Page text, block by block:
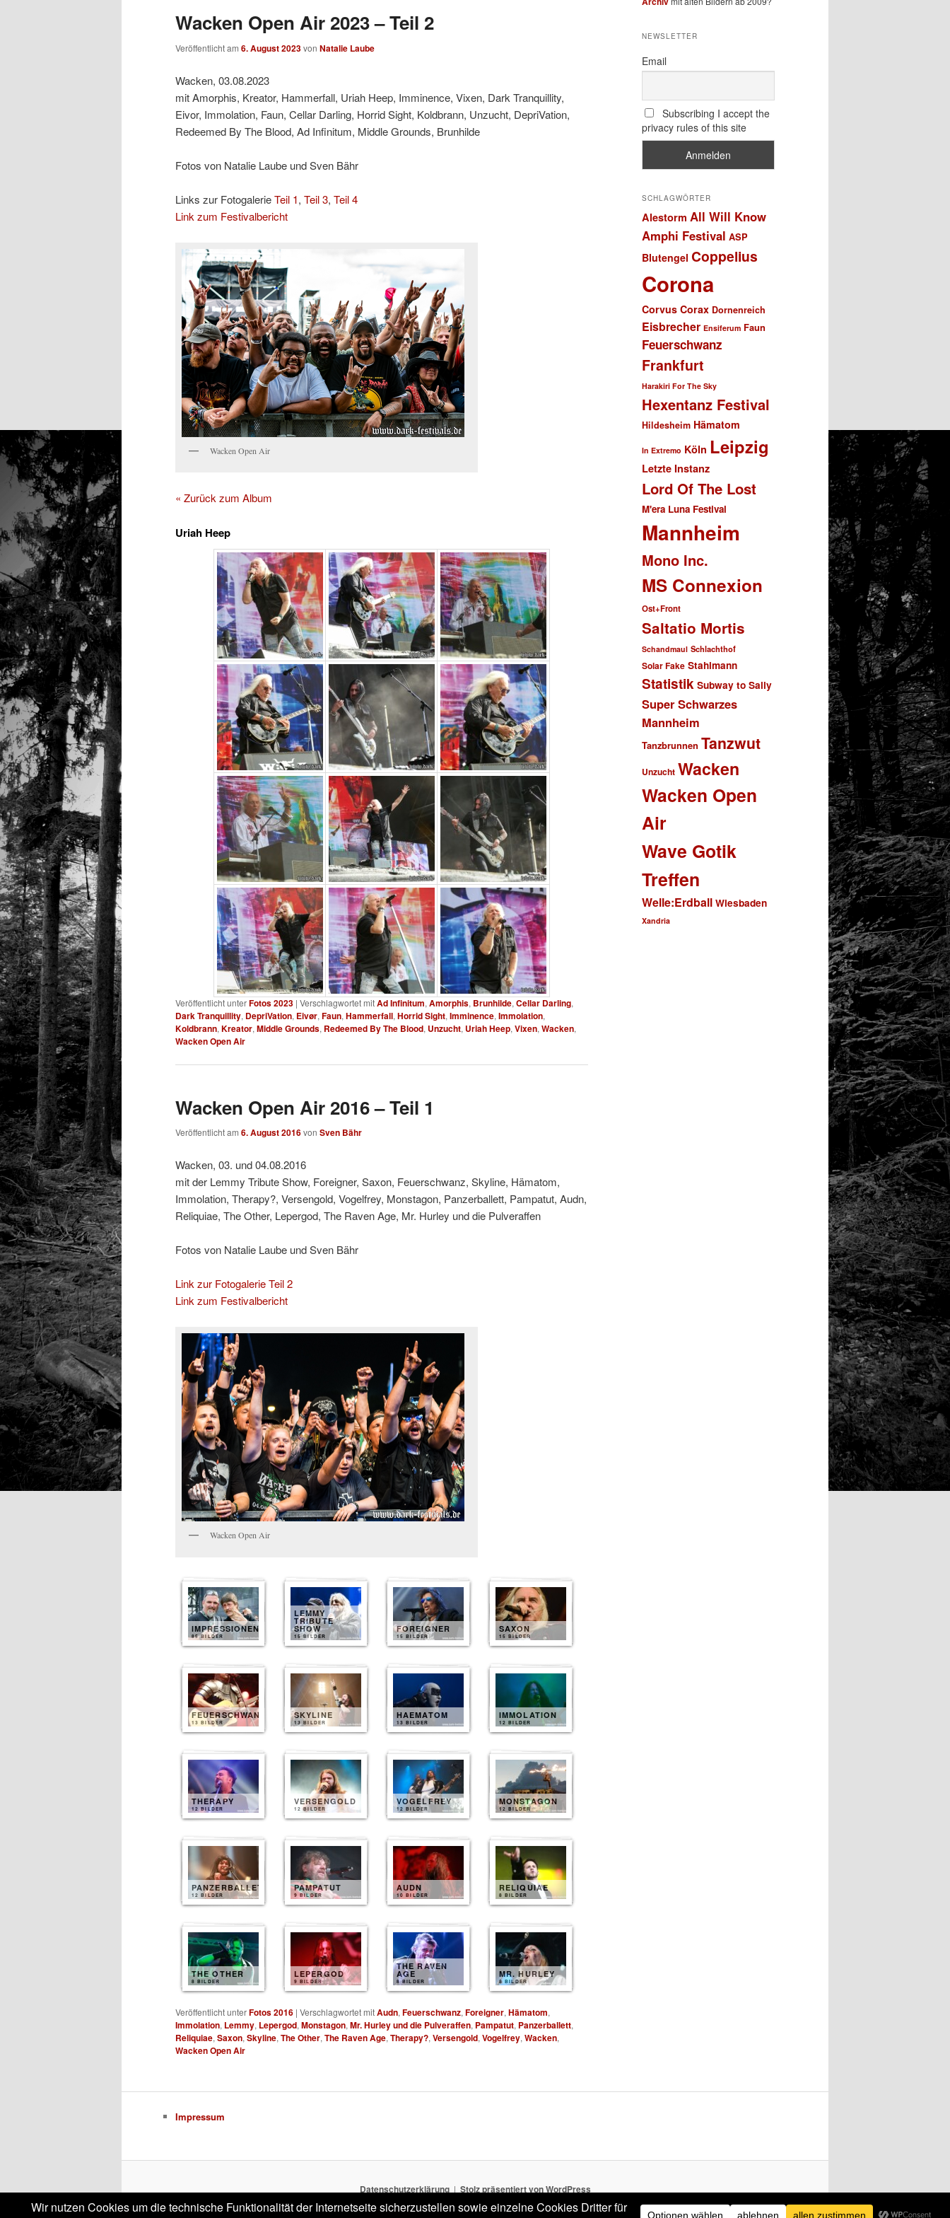
Wacken Open Air 2023 – Teil 2
Veröffentlicht am 6. August 2023von Natalie Laube
Wacken, 03.08.2023
mit Amorphis, Kreator, Hammerfall, Uriah Heep, Imminence, Vixen, Dark Tranquillity,
Eivor, Immolation, Faun, Cellar Darling, Horrid Sight, Koldbrann, Unzucht, DepriVation,
Redeemed By The Blood, Ad Infinitum, Middle Grounds, Brunhilde
Fotos von Natalie Laube und Sven Bähr
Links zur FotogalerieTeil 1, Teil 3, Teil 4
Link zum Festivalbericht
Wacken Open Air
« Zurück zum Album
Uriah Heep
Veröffentlicht unterFotos 2023 | Verschlagwortet mitAd Infinitum, Amorphis, Brunhilde, Cellar Darling,
Dark Tranquillity, DepriVation, Eivør, Faun, Hammerfall, Horrid Sight, Imminence, Immolation,
Koldbrann, Kreator, Middle Grounds, Redeemed By The Blood, Unzucht, Uriah Heep, Vixen, Wacken,
Wacken Open Air
Wacken Open Air 2016 – Teil 1
Veröffentlicht am 6. August 2016von Sven Bähr
Wacken, 03. und 04.08.2016
mit der Lemmy Tribute Show, Foreigner, Saxon, Feuerschwanz, Skyline, Hämatom,
Immolation, Therapy?, Versengold, Vogelfrey, Monstagon, Panzerballett, Pampatut, Audn,
Reliquiae, The Other, Lepergod, The Raven Age, Mr. Hurley und die Pulveraffen
Fotos von Natalie Laube und Sven Bähr
Link zur Fotogalerie Teil 2
Link zum Festivalbericht
Wacken Open Air
IMPRESSIONEN
85 BILDER
LEMMY
TRIBUTE
SHOW
15 BILDER
FOREIGNER
15 BILDER
SAXON
15 BILDER
FEUERSCHWANZ
13 BILDER
SKYLINE
13 BILDER
HAEMATOM
13 BILDER
IMMOLATION
12 BILDER
THERAPY
12 BILDER
VERSENGOLD
12 BILDER
VOGELFREY
12 BILDER
MONSTAGON
12 BILDER
PANZERBALLETT
12 BILDER
PAMPATUT
9 BILDER
AUDN
10 BILDER
RELIQUIAE
8 BILDER
THE OTHER
8 BILDER
LEPERGOD
9 BILDER
THE RAVEN
AGE
8 BILDER
MR. HURLEY
8 BILDER
Veröffentlicht unterFotos 2016 | Verschlagwortet mitAudn, Feuerschwanz, Foreigner, Hämatom,
Immolation, Lemmy, Lepergod, Monstagon, Mr. Hurley und die Pulveraffen, Pampatut, Panzerballett,
Reliquiae, Saxon, Skyline, The Other, The Raven Age, Therapy?, Versengold, Vogelfrey, Wacken,
Wacken Open Air
NEWSLETTER
Email
Subscribing I accept the
privacy rules of this site
SCHLAGWÖRTER
Alestorm All Will Know
Amphi Festival ASP
Blutengel Coppelius
Corona
Corvus Corax Dornenreich
Eisbrecher Ensiferum Faun
Feuerschwanz
Frankfurt
Harakiri For The Sky
Hexentanz Festival
Hildesheim Hämatom
In Extremo Köln Leipzig
Letzte Instanz
Lord Of The Lost
M'era Luna Festival
Mannheim
Mono Inc.
MS Connexion
Ost+Front
Saltatio Mortis
Schandmaul Schlachthof
Solar Fake Stahlmann
Statistik Subway to Sally
Super Schwarzes
Mannheim
Tanzbrunnen Tanzwut
Unzucht Wacken
Wacken Open
Air
Wave Gotik
Treffen
Welle:Erdball Wiesbaden
Xandria
Impressum
Datenschutzerklärung Stolz präsentiert von WordPress